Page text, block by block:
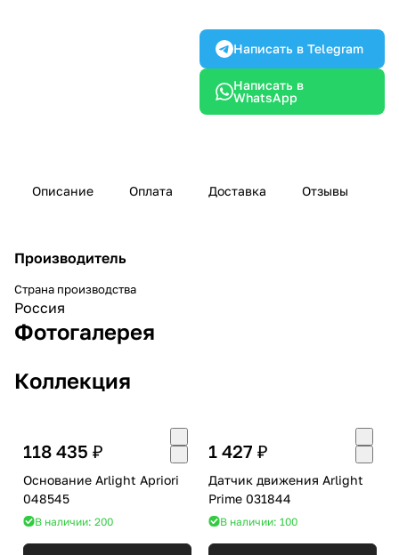
Написать в Telegram
Написать в
WhatsApp
Описание Оплата Доставка Отзывы
Производитель
Страна производства
Россия
Фотогалерея
Коллекция
118 435 ₽
Основание Arlight Apriori
048545
В наличии: 200
1 427 ₽
Датчик движения Arlight
Prime 031844
В наличии: 100